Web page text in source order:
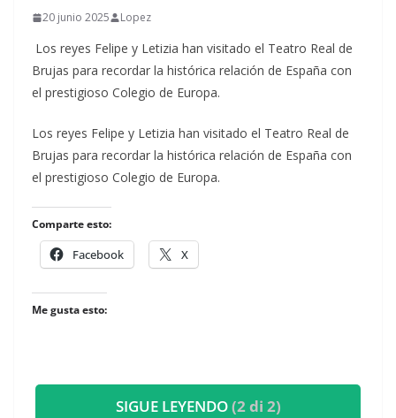
20 junio 2025 Lopez
Los reyes Felipe y Letizia han visitado el Teatro Real de
Brujas para recordar la histórica relación de España con
el prestigioso Colegio de Europa.
​Los reyes Felipe y Letizia han visitado el Teatro Real de
Brujas para recordar la histórica relación de España con
el prestigioso Colegio de Europa.
Comparte esto:
Facebook X
Me gusta esto:
SIGUE LEYENDO(2 di 2)